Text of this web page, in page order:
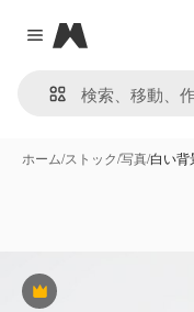
Close menu
Magnific
ホーム/ストック/写真/白い背
Premium